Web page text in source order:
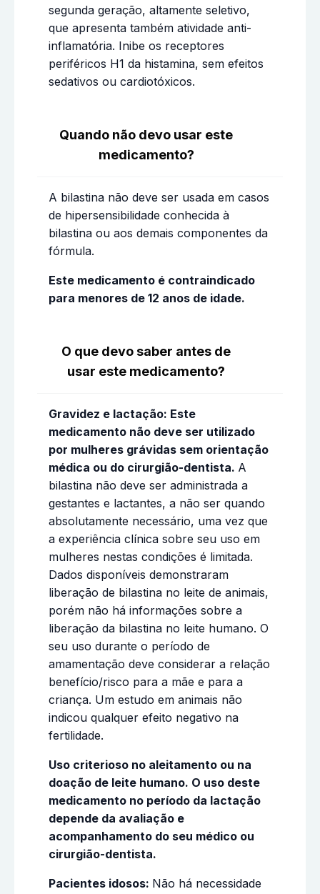
segunda geração, altamente seletivo,
que apresenta também atividade anti-
inflamatória. Inibe os receptores
periféricos H1 da histamina, sem efeitos
sedativos ou cardiotóxicos.
Quando não devo usar este
medicamento?
A bilastina não deve ser usada em casos
de hipersensibilidade conhecida à
bilastina ou aos demais componentes da
fórmula.
Este medicamento é contraindicado
para menores de 12 anos de idade.
O que devo saber antes de
usar este medicamento?
Gravidez e lactação: Este
medicamento não deve ser utilizado
por mulheres grávidas sem orientação
médica ou do cirurgião-dentista. A
bilastina não deve ser administrada a
gestantes e lactantes, a não ser quando
absolutamente necessário, uma vez que
a experiência clínica sobre seu uso em
mulheres nestas condições é limitada.
Dados disponíveis demonstraram
liberação de bilastina no leite de animais,
porém não há informações sobre a
liberação da bilastina no leite humano. O
seu uso durante o período de
amamentação deve considerar a relação
benefício/risco para a mãe e para a
criança. Um estudo em animais não
indicou qualquer efeito negativo na
fertilidade.
Uso criterioso no aleitamento ou na
doação de leite humano. O uso deste
medicamento no período da lactação
depende da avaliação e
acompanhamento do seu médico ou
cirurgião-dentista.
Pacientes idosos: Não há necessidade